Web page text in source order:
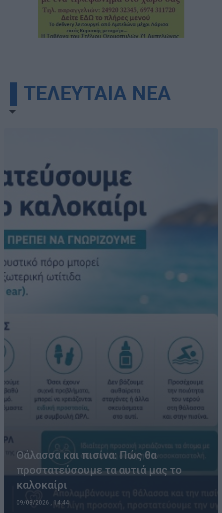
▌ΤΕΛΕΥΤΑΙΑ ΝΕΑ
Θάλασσα και πισίνα: Πώς θα
προστατεύσουμε τα αυτιά μας το
καλοκαίρι
09/08/2026 , 14:44